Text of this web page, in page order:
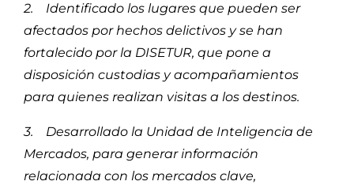
2. Identificado los lugares que pueden ser
afectados por hechos delictivos y se han
fortalecido por la DISETUR, que pone a
disposición custodias y acompañamientos
para quienes realizan visitas a los destinos.
3. Desarrollado la Unidad de Inteligencia de
Mercados, para generar información
relacionada con los mercados clave,